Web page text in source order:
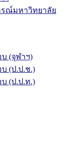
รณ์มหาวิทยาลัย
(จุฬาฯ)
(ป.ป.ช.)
(ป.ป.ท.)